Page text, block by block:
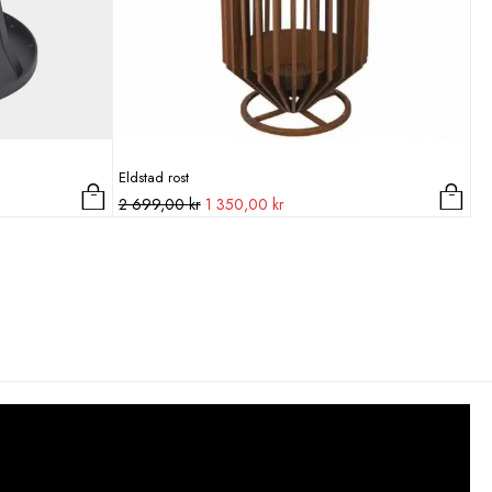
Eldstad rost
2 699,00kr Det
1 350,00 krDet